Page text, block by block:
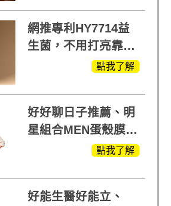
網推專利HY7714益
生菌，不用打亮靠養
點我了解
好好聊日子推薦、明
星組合MEN蛋殼膜
(蛋白聚醣)+UCII，超
點我了解
好能生醫好能立、